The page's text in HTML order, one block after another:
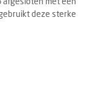
deze sterke